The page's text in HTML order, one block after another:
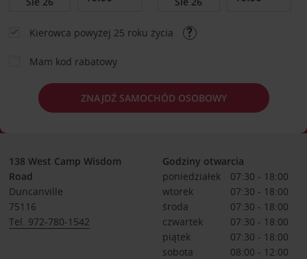
Kierowca powyżej 25 roku życia
Mam kod rabatowy
ZNAJDŹ SAMOCHÓD OSOBOWY
138 West Camp Wisdom
Road
Duncanville
75116
Tel. 972-780-1542
Godziny otwarcia
poniedziałek
07:30 - 18:00
wtorek
07:30 - 18:00
środa
07:30 - 18:00
czwartek
07:30 - 18:00
piątek
07:30 - 18:00
sobota
08:00 - 12:00